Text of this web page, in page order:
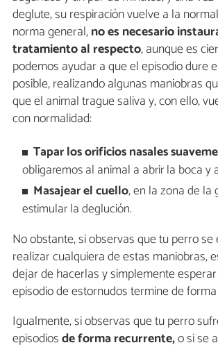
deglute, su respiración vuelve a la
norma general,no es necesario
tratamiento al respecto, aunque es
podemos ayudar a que el episodio dure
posible, realizando algunas maniobras
que el animal trague saliva y, con ello,
con normalidad:
Tapar los orificios nasales
obligaremos al animal a abrir la boca y
Masajear el cuello, en la zona de la
estimular la deglución.
No obstante, si observas que tu perro
realizar cualquiera de estas maniobras,
dejar de hacerlas y simplemente
episodio de estornudos termine de
Igualmente, si observas que tu perro
episodiosde forma recurrente,o si se